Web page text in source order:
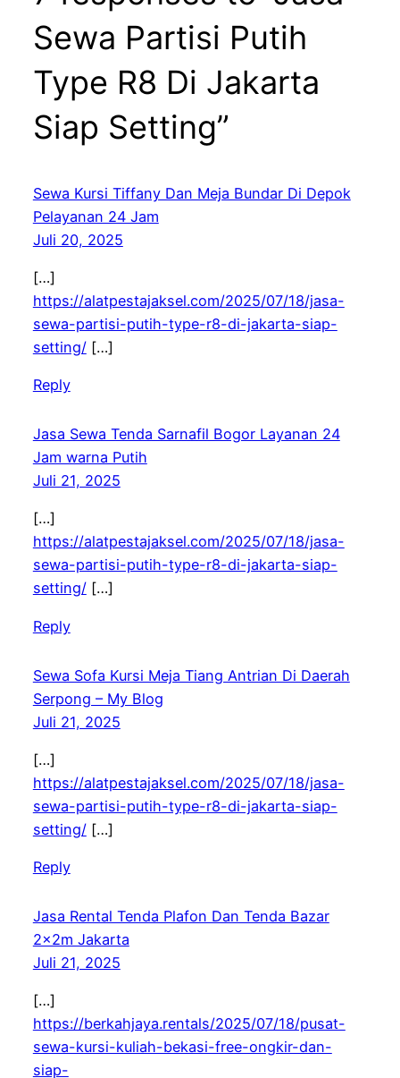
Sewa Partisi Putih
Type R8 Di Jakarta
Siap Setting”
Sewa Kursi Tiffany Dan Meja Bundar Di Depok
Pelayanan 24 Jam
Juli 20, 2025
[…]
https://alatpestajaksel.com/2025/07/18/jasa-
sewa-partisi-putih-type-r8-di-jakarta-siap-
setting/[…]
Reply
Jasa Sewa Tenda Sarnafil Bogor Layanan 24
Jam warna Putih
Juli 21, 2025
[…]
https://alatpestajaksel.com/2025/07/18/jasa-
sewa-partisi-putih-type-r8-di-jakarta-siap-
setting/[…]
Reply
Sewa Sofa Kursi Meja Tiang Antrian Di Daerah
Serpong – My Blog
Juli 21, 2025
[…]
https://alatpestajaksel.com/2025/07/18/jasa-
sewa-partisi-putih-type-r8-di-jakarta-siap-
setting/[…]
Reply
Jasa Rental Tenda Plafon Dan Tenda Bazar
2x2m Jakarta
Juli 21, 2025
[…]
https://berkahjaya.rentals/2025/07/18/pusat-
sewa-kursi-kuliah-bekasi-free-ongkir-dan-
siap-